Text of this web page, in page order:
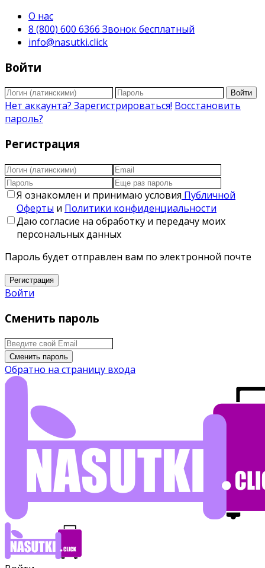
О нас
8 (800) 600 6366 Звонок бесплатный
info@nasutki.click
Войти
Войти
Нет аккаунта? Зарегистрироваться! Восстановить
пароль?
Регистрация
Я ознакомлен и принимаю условия Публичной
Оферты и Политики конфиденциальности
Даю согласие на обработку и передачу моих
персональных данных
Пароль будет отправлен вам по электронной почте
Регистрация
Войти
Сменить пароль
Сменить пароль
Обратно на страницу входа